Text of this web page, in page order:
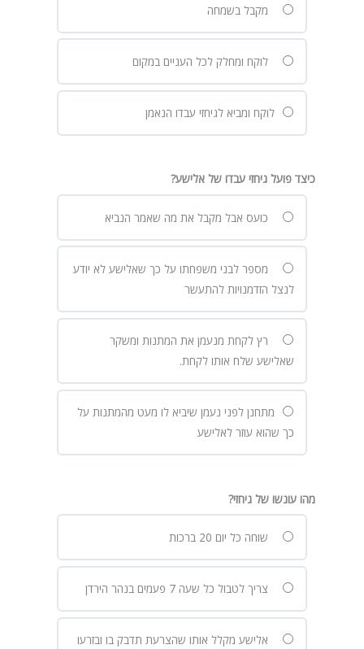
מקבל בשמחה
לוקח ומחלק לכל העניים במקום
לוקח ומביא לגיחזי עבדו הנאמן
כיצד פועל גיחזי עבדו של אלישע?
כועס אבל מקבל את מה שאמר הנביא
מספר לבני משפחתו על כך שאלישע לא יודע
לנצל הזדמנויות להתעשר
רץ לקחת מנעמן את המתנות ומשקר
שאלישע שלח אותו לקחת.
מתחנן לפני נעמן שיביא לו מעט מהמתנות על
כך שהוא עוזר לאלישע
מהו עונשו של גיחזי?
שוחה כל יום 20 ברכות
צריך לטבול כל שעה 7 פעמים בנהר הירדן
אלישע מקלל אותו שהצרעת תדבק בו ובזרעו